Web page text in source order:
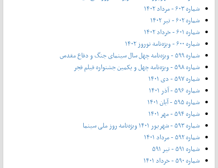
شماره ۶۰۳ - مرداد ۱۴۰۲
شماره ۶۰۲ - تیر ۱۴۰۲
شماره ۶۰۱ - خرداد ۱۴۰۲
شماره ۶۰۰ - ویژه‌نامه نوروز ۱۴۰۲
شماره ۵۹۹ - ویژه‌نامه چهل سال سینمای جنگ و دفاع مقدس
شماره ۵۹۸ - ویژه‌نامه چهل و یکمین جشنواره فیلم فجر
شماره ۵۹۷ - دی ۱۴۰۱
شماره ۵۹۶ - آذر ۱۴۰۱
شماره ۵۹۵ - آبان ۱۴۰۱
شماره ۵۹۴ - مهر ۱۴۰۱
شماره ۵۹۳ - شهریور ۱۴۰۱ ویژه‌نامه روز ملی سینما
شماره ۵۹۲ - مرداد ۱۴۰۱
شماره ۵۹۱ - تیر ۵۹۱
شماره ۵۹۰ - خرداد ۱۴۰۱